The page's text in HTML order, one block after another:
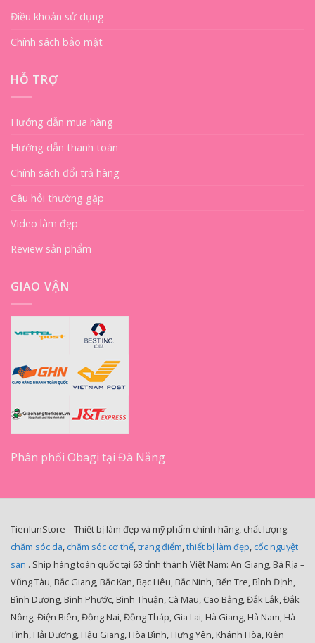
Điều khoản sử dụng
Chính sách bảo mật
HỖ TRỢ
Hướng dẫn mua hàng
Hướng dẫn thanh toán
Chính sách đổi trả hàng
Câu hỏi thường gặp
Video làm đẹp
Review sản phẩm
GIAO VẬN
Phân phối Obagi tại Đà Nẵng
TienlunStore – Thiết bị làm đẹp và mỹ phẩm chính hãng, chất lượng:
chăm sóc da, chăm sóc cơ thể,trang điểm,thiết bị làm đẹp, cốc nguyệt
san . Ship hàng toàn quốc tại 63 tỉnh thành Việt Nam: An Giang, Bà Rịa –
Vũng Tàu, Bắc Giang, Bắc Kạn, Bạc Liêu, Bắc Ninh, Bến Tre, Bình Định,
Bình Dương, Bình Phước, Bình Thuận, Cà Mau, Cao Bằng, Đắk Lắk, Đắk
Nông, Điện Biên, Đồng Nai, Đồng Tháp, Gia Lai, Hà Giang, Hà Nam, Hà
Tĩnh, Hải Dương, Hậu Giang, Hòa Bình, Hưng Yên, Khánh Hòa, Kiên